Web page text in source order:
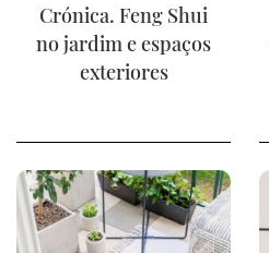
Crónica. Feng Shui
no jardim e espaços
exteriores